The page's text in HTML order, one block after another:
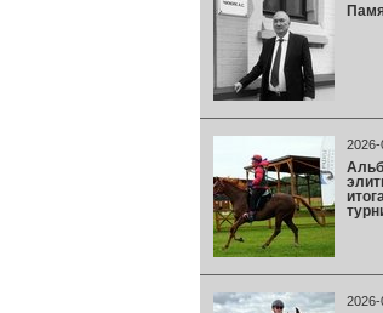
2026-
2026-